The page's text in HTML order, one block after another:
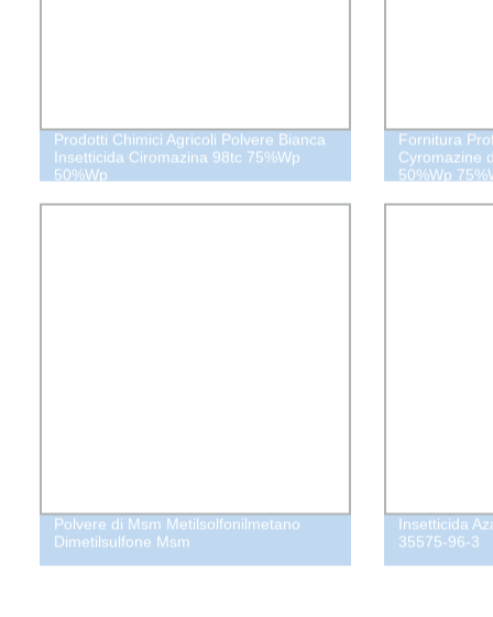
Prodotti Chimici Agricoli Polvere Bianca
Insetticida Ciromazina 98tc 75%Wp
50%Wp
Fornitura
Cyromazine
50%Wp
Polvere di Msm Metilsolfonilmetano
Dimetilsulfone Msm
Insetticida
35575-96-3